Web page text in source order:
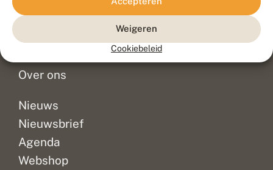
Weigeren
Cookiebeleid
Veelgestelde vragen
Doneer
Over ons
Nieuws
Nieuwsbrief
Agenda
Webshop